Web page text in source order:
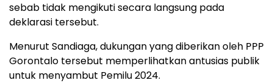
sebab tidak mengikuti secara langsung pada
deklarasi tersebut.
Menurut Sandiaga, dukungan yang diberikan oleh PPP
Gorontalo tersebut memperlihatkan antusias publik
untuk menyambut Pemilu 2024.